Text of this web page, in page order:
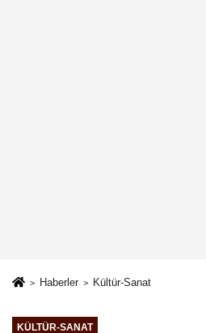
Haberler Kültür-Sanat
KÜLTÜR-SANAT